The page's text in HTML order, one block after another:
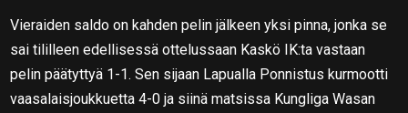
Vieraiden saldo on kahden pelin jälkeen yksi pinna, jonka se
sai tililleen edellisessä ottelussaan Kaskö IK:ta vastaan
pelin päätyttyä 1-1. Sen sijaan Lapualla Ponnistus kurmootti
vaasalaisjoukkuetta 4-0 ja siinä matsissa Kungliga Wasan